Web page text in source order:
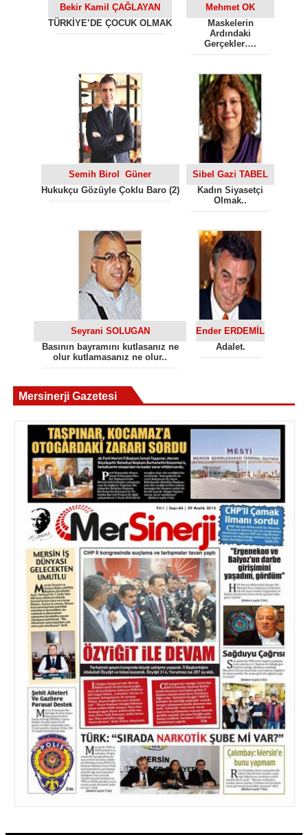
Bekir Kamil ÇAĞLAYAN
TÜRKİYE’DE ÇOCUK OLMAK
Mehmet OK
Maskelerin
Ardındaki
Gerçekler….
Semih Birol Güner
Hukukçu Gözüyle Çoklu Baro (2)
Sibel Gazi TABEL
Kadın Siyasetçi
Olmak..
Seyrani SOLUGAN
Basının bayramını kutlasanız ne
olur kutlamasanız ne olur..
Ender ERDEMİL
Adalet.
Mersinerji Gazetesi